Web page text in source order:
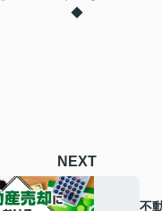
◆
NEXT
不